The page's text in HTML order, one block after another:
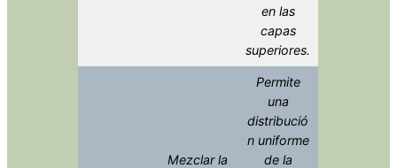
en las
capas
superiores.
Mezclar la
Permite
una
distribució
n uniforme
de la